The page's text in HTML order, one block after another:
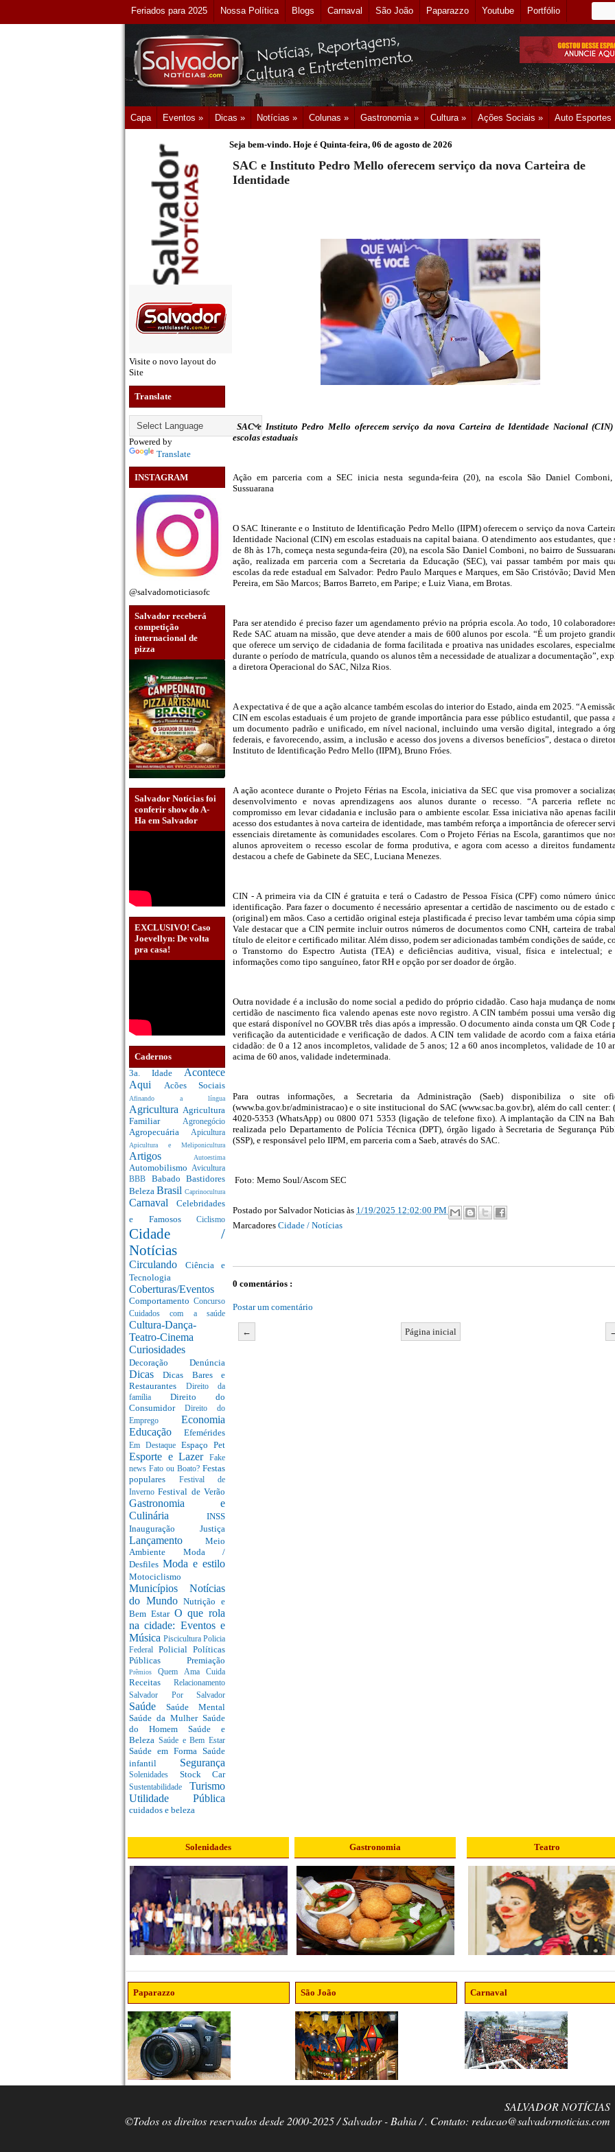
Feriados para 2025 Nossa Política Blogs Carnaval São João Paparazzo Youtube Portfólio
Capa Eventos » Dicas » Notícias » Colunas » Gastronomia » Cultura » Ações Sociais » Auto Esportes
Visite o novo layout do
Site
Translate
Powered by
Translate
INSTAGRAM
@salvadornoticiasofc
Salvador receberá
competição
internacional de
pizza
Salvador Notícias foi
conferir show do A-
Ha em Salvador
EXCLUSIVO! Caso
Joevellyn: De volta
pra casa!
Cadernos
3a. Idade Acontece
Aqui Acões Sociais
Afinando a língua
Agricultura Agricultura
Familiar Agronegócio
Agropecuária Apicultura
Apicultura e Meliponicultura
Artigos Autoestima
Automobilismo Avicultura
BBB Babado Bastidores
Beleza Brasil Caprinocultura
Carnaval Celebridades
e Famosos Ciclismo
Cidade /
Notícias
Circulando Ciência e
Tecnologia
Coberturas/Eventos
Comportamento Concurso
Cuidados com a saúde
Cultura-Dança-
Teatro-Cinema
Curiosidades
Decoração Denúncia
DicasDicas Bares e
Restaurantes
Direito da
família Direito do
Consumidor Direito do
Emprego Economia
Educação Efemérides
Em Destaque Espaço Pet
Esporte e Lazer
Fake
news Fato ou Boato? Festas
populares
Festival de
InvernoFestival de Verão
Gastronomia e
Culinária INSS
Inauguração Justiça
Lançamento Meio
Ambiente Moda /
Desfiles Moda e estilo
Motociclismo
Municípios Notícias
do MundoNutrição e
Bem Estar O que rola
na cidade: Eventos e
Música Piscicultura Policia
Federal Policial Políticas
Públicas Premiação
PrêmiosQuem Ama Cuida
Receitas Relacionamento
Salvador Por Salvador
Saúde Saúde Mental
Saúde da Mulher Saúde
do Homem Saúde e
Beleza Saúde e Bem Estar
Saúde em Forma Saúde
infantil Segurança
Solenidades Stock Car
Sustentabilidade Turismo
Utilidade Pública
cuidados e beleza
Seja bem-vindo. Hoje é Quinta-feira, 06 de agosto de 2026
SAC e Instituto Pedro Mello oferecem serviço da nova Carteira de
Identidade
SAC e Instituto Pedro Mello oferecem serviço da nova Carteira de Identidade Nacional (CIN)
escolas estaduais
Ação em parceria com a SEC inicia nesta segunda-feira (20), na escola São Daniel Comboni,
Sussuarana
O SAC Itinerante e o Instituto de Identificação Pedro Mello (IIPM) oferecem o serviço da nova
Identidade Nacional (CIN) em escolas estaduais na capital baiana. O atendimento aos estudantes, que
de 8h às 17h, começa nesta segunda-feira (20), na escola São Daniel Comboni, no bairro de
ação, realizada em parceria com a Secretaria da Educação (SEC), vai passar também por mais
escolas da rede estadual em Salvador: Pedro Paulo Marques e Marques, em São Cristóvão; David
Pereira, em São Marcos; Barros Barreto, em Paripe; e Luiz Viana, em Brotas.
Para ser atendido é preciso fazer um agendamento prévio na própria escola. Ao todo, 10
Rede SAC atuam na missão, que deve atender a mais de 600 alunos por escola. “É um projeto
que oferece um serviço de cidadania de forma facilitada e proativa nas unidades escolares,
durante o período de matrícula, quando os alunos têm a necessidade de atualizar a documentação”,
a diretora Operacional do SAC, Nilza Rios.
A expectativa é de que a ação alcance também escolas do interior do Estado, ainda em 2025. “A
CIN em escolas estaduais é um projeto de grande importância para esse público estudantil, que passa
um documento padrão e unificado, em nível nacional, incluindo uma versão digital, integrado a
federais, e favorecendo, assim, a inclusão e acesso dos jovens a diversos benefícios”, destaca o
Instituto de Identificação Pedro Mello (IIPM), Bruno Fróes.
A ação acontece durante o Projeto Férias na Escola, iniciativa da SEC que visa promover a
desenvolvimento e novas aprendizagens aos alunos durante o recesso. “A parceria reflete
compromisso em levar cidadania e inclusão para o ambiente escolar. Essa iniciativa não apenas
acesso dos estudantes à nova carteira de identidade, mas também reforça a importância de oferecer
essenciais diretamente às comunidades escolares. Com o Projeto Férias na Escola, garantimos que
alunos aproveitem o recesso escolar de forma produtiva, e agora com acesso a direitos
destacou a chefe de Gabinete da SEC, Luciana Menezes.
CIN - A primeira via da CIN é gratuita e terá o Cadastro de Pessoa Física (CPF) como número
identificação. Para fazer o documento é necessário apresentar a certidão de nascimento ou de estado
(original) em mãos. Caso a certidão original esteja plastificada é preciso levar também uma cópia
Vale destacar que a CIN permite incluir outros números de documentos como CNH, carteira de
título de eleitor e certificado militar. Além disso, podem ser adicionadas também condições de saúde,
o Transtorno do Espectro Autista (TEA) e deficiências auditiva, visual, física e intelectual; e
informações como tipo sanguíneo, fator RH e opção por ser doador de órgão.
Outra novidade é a inclusão do nome social a pedido do próprio cidadão. Caso haja mudança de
certidão de nascimento fica valendo apenas este novo registro. A CIN também possui uma versão
que estará disponível no GOV.BR três dias após a impressão. O documento ainda consta um QR Code
verificação da autenticidade e verificação de dados. A CIN tem validade de acordo com a faixa
cidadão: de 0 a 12 anos incompletos, validade de 5 anos; 12 a 60 anos incompletos, validade de 10
acima de 60 anos, validade indeterminada.
Para outras informações, a Secretaria da Administração (Saeb) disponibiliza o site
(www.ba.gov.br/administracao) e o site institucional do SAC (www.sac.ba.gov.br), além do call center:
4020-5353 (WhatsApp) ou 0800 071 5353 (ligação de telefone fixo). A implantação da CIN na
realizada pelo Departamento de Polícia Técnica (DPT), órgão ligado à Secretaria de Segurança
(SSP), e responsável pelo IIPM, em parceria com a Saeb, através do SAC.
Foto: Memo Soul/Ascom SEC
Postado porSalvador Noticias às 1/19/2025 12:02:00 PM
Marcadores Cidade / Notícias
0 comentários :
Postar um comentário
← Página inicial
Solenidades Gastronomia Teatro
Paparazzo São João Carnaval
SALVADOR NOTÍCIAS
©Todos os direitos reservados desde 2000-2025 / Salvador - Bahia / . Contato: redacao@salvadornoticias.com